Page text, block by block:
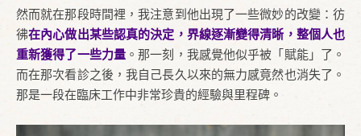
然而就在那段時間裡，我注意到他出現了一些微妙的改變：彷
彿在內心做出某些認真的決定，界線逐漸變得清晰，整個人也
重新獲得了一些力量 。那一刻，我感覺他似乎被「賦能」了。
而在那次看診之後，我自己長久以來的無力感竟然也消失了。
那是一段在臨床工作中非常珍貴的經驗與里程碑。